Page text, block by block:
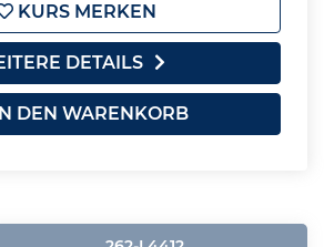
KURS MERKEN
DETAILS
DEN WARENKORB